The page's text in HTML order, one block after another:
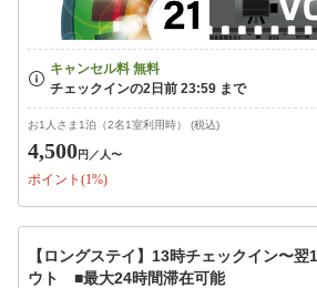
お1人さま1泊（2名1室利用時） (税込)
4,500円 ／人〜
ポイント(1%)
【ロングステイ】13時チェックイン〜
ウト ■最大24時間滞在可能